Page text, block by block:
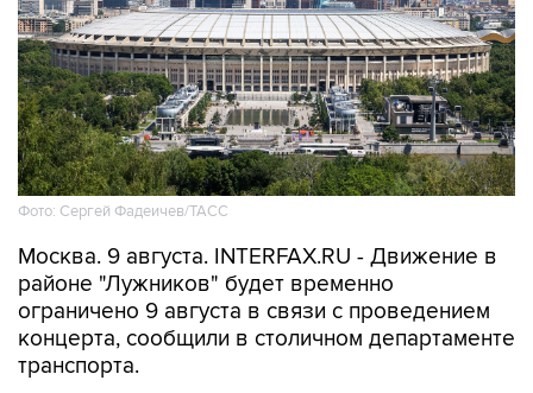
Фото: Сергей Фадеичев/ТАСС
Москва. 9 августа. INTERFAX.RU - Движение в
районе "Лужников" будет временно
ограничено 9 августа в связи с проведением
концерта, сообщили в столичном департаменте
транспорта.